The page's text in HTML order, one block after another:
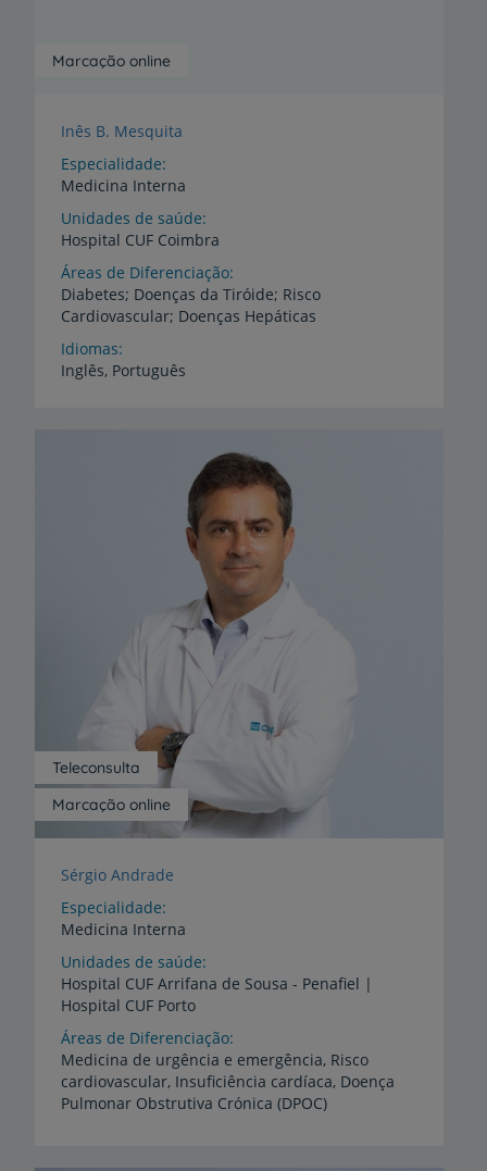
Marcação online
Inês B. Mesquita
Especialidade
Medicina Interna
Unidades de saúde
Hospital CUF Coimbra
Áreas de Diferenciação
Diabetes; Doenças da Tiróide; Risco
Cardiovascular; Doenças Hepáticas
Idiomas
Inglês, Português
Marcação online
Teleconsulta
Sérgio Andrade
Especialidade
Medicina Interna
Unidades de saúde
Hospital CUF Arrifana de Sousa - Penafiel |
Hospital CUF Porto
Áreas de Diferenciação
Medicina de urgência e emergência, Risco
cardiovascular, Insuficiência cardíaca, Doença
Pulmonar Obstrutiva Crónica (DPOC)